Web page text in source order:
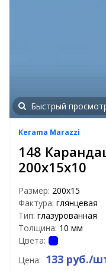
Быстрый
Kerama Marazzi
148
200х15х10
Размер: 200х15
Фактура: глянцевая
Тип: глазурованная
Толщина: 10 мм
Цвета:
Цена: 133 руб./